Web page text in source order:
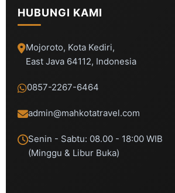
HUBUNGI KAMI
Mojoroto, Kota Kediri,
East Java 64112, Indonesia
0857-2267-6464
admin@mahkotatravel.com
Senin - Sabtu: 08.00 - 18:00 WIB
(Minggu & Libur Buka)